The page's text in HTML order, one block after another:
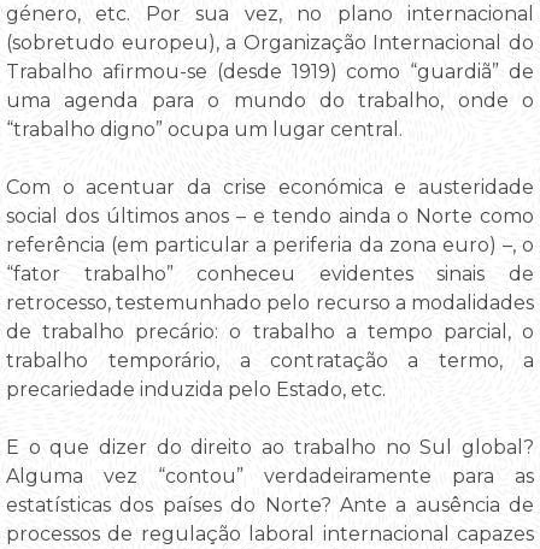
género, etc. Por sua vez, no plano internacional
(sobretudo europeu), a Organização Internacional do
Trabalho afirmou-se (desde 1919) como “guardiã” de
uma agenda para o mundo do trabalho, onde o
“trabalho digno” ocupa um lugar central.
Com o acentuar da crise económica e austeridade
social dos últimos anos – e tendo ainda o Norte como
referência (em particular a periferia da zona euro) –, o
“fator trabalho” conheceu evidentes sinais de
retrocesso, testemunhado pelo recurso a modalidades
de trabalho precário: o trabalho a tempo parcial, o
trabalho temporário, a contratação a termo, a
precariedade induzida pelo Estado, etc.
E o que dizer do direito ao trabalho no Sul global?
Alguma vez “contou” verdadeiramente para as
estatísticas dos países do Norte? Ante a ausência de
processos de regulação laboral internacional capazes